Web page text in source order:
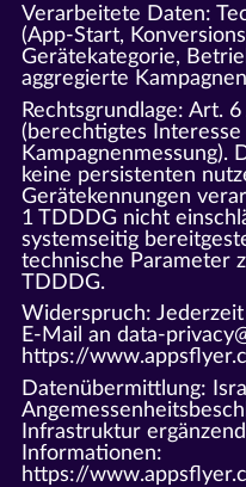
Verarbeitete Daten:
(App-Start,
Gerätekategorie,
aggregierte
Rechtsgrundlage: Art.
(berechtigtes
Kampagnenmessung).
keine persistenten
Gerätekennungen
1 TDDDG nicht
systemseitig
technische Parameter
TDDDG.
Widerspruch:
E-Mail an data-
https://
Datenübermittlung:
Infrastruktur
Informationen:
https://